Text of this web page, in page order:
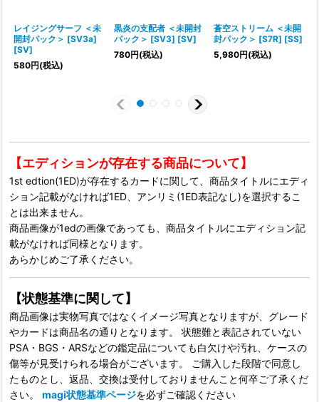
レイジングサーフ ＜未
開封パック＞ [SV3a]
[SV]
580円(税込)
黒炎の支配者 ＜未開封
パック＞ [SV3] [SV]
780円(税込)
蒼空ストリーム ＜未開
封パック＞ [S7R] [SS]
5,980円(税込)
【エディションが存在する商品について】
1st edtion(1ED)が存在するカードに関して、商品タイトルにエディ
ション記載がなければ1ED、アンリミ(1ED表記なし)を選択するこ
とは出来ません。
商品画像が1edの画像であっても、商品タイトルにエディション記
載がなければ同様となります。
あらかじめご了承ください。
【状態基準に関して】
商品画像は実物写真ではなくイメージ写真となりますが、グレード
やカードは商品名の通りとなります。 状態難と表記されていない
PSA・BGS・ARSなどの鑑定品についても白欠けや汚れ、ケースの
傷等が見受けられる場合がございます。 ご購入した段階で同意し
たものとし、返品、交換は受付しておりませんこと何卒ご了承くだ
さい。 magi状態基準ページを必ずご確認ください